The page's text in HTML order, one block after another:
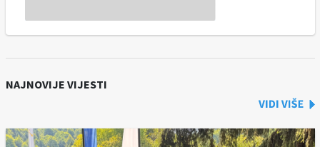
NAJNOVIJE VIJESTI